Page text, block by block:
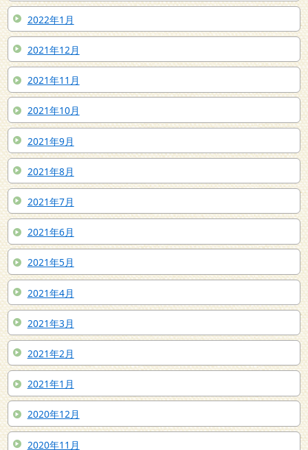
2022年1月
2021年12月
2021年11月
2021年10月
2021年9月
2021年8月
2021年7月
2021年6月
2021年5月
2021年4月
2021年3月
2021年2月
2021年1月
2020年12月
2020年11月